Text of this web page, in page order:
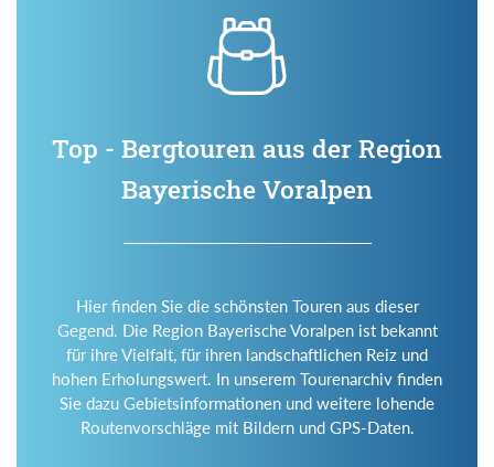
Top - Bergtouren aus der Region
Bayerische Voralpen
Hier finden Sie die schönsten Touren aus dieser
Gegend. Die Region Bayerische Voralpen ist bekannt
für ihre Vielfalt, für ihren landschaftlichen Reiz und
hohen Erholungswert. In unserem Tourenarchiv finden
Sie dazu Gebietsinformationen und weitere lohende
Routenvorschläge mit Bildern und GPS-Daten.